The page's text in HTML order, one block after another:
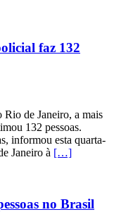
faz 132
de Janeiro, a mais
132 pessoas.
informou esta quarta-
Janeiro à […]
no Brasil